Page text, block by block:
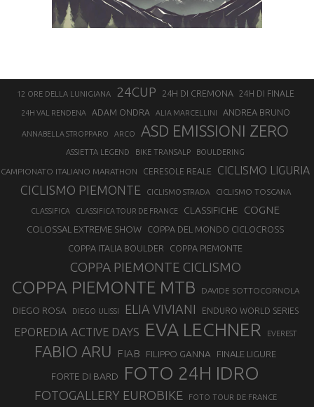
12 ORE DELLA LUNIGIANA 24CUP 24H DI CREMONA 24H DI FINALE
24H VAL RENDENA ADAM ONDRA ALIA MARCELLINI ANDREA BRUNO
ANNABELLA STROPPARO ARCO ASD EMISSIONI ZERO
ASSIETTA LEGEND BIKE TRANSALP BOULDERING
CAMPIONATO ITALIANO MARATHON CERESOLE REALE CICLISMO LIGURIA
CICLISMO PIEMONTE CICLISMO STRADA CICLISMO TOSCANA
CLASSIFICA CLASSIFICA TOUR DE FRANCE CLASSIFICHE COGNE
COLOSSAL EXTREME SHOW
COPPA DEL MONDO CICLOCROSS
COPPA ITALIA BOULDER
COPPA PIEMONTE
COPPA PIEMONTE CICLISMO
COPPA PIEMONTE MTB DAVIDE SOTTOCORNOLA
DIEGO ROSA DIEGO ULISSI ELIA VIVIANI ENDURO WORLD SERIES
EPOREDIA ACTIVE DAYS EVA LECHNER EVEREST
FABIO ARU FIAB FILIPPO GANNA FINALE LIGURE
FORTE DI BARD FOTO 24H IDRO
FOTOGALLERY EUROBIKE FOTO TOUR DE FRANCE